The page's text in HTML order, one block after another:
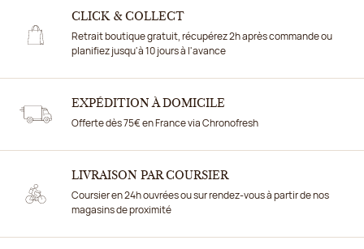
CLICK & COLLECT
Retrait boutique gratuit, récupérez 2h après commande ou
planifiez jusqu'à 10 jours à l'avance
EXPÉDITION À DOMICILE
Offerte dès 75€ en France via Chronofresh
LIVRAISON PAR COURSIER
Coursier en 24h ouvrées ou sur rendez-vous à partir de nos
magasins de proximité